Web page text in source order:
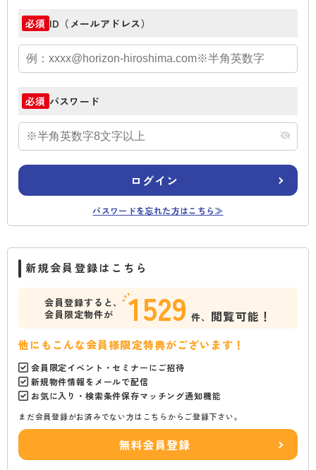
必須 ID（メールアドレス）
必須 パスワード
ログイン
パスワードを忘れた方はこちら≫
新規会員登録はこちら
会員登録すると、
会員限定物件が
1529 件、 閲覧可能！
他にもこんな会員様限定特典がございます！
会員限定イベント・セミナーにご招待
新規物件情報をメールで配信
お気に入り・検索条件保存マッチング通知機能
まだ会員登録がお済みでない方はこちらからご登録下さい。
無料会員登録